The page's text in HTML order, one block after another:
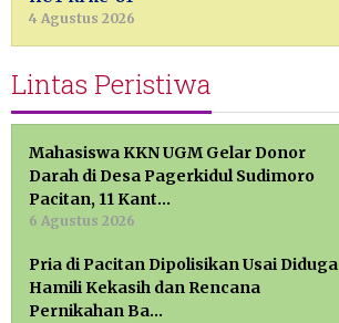
4 Agustus 2026
Lintas Peristiwa
Mahasiswa KKN UGM Gelar Donor
Darah di Desa Pagerkidul Sudimoro
Pacitan, 11 Kant…
6 Agustus 2026
Pria di Pacitan Dipolisikan Usai Diduga
Hamili Kekasih dan Rencana
Pernikahan Ba…